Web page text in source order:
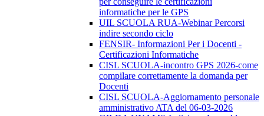
informatiche per le GPS
UIL SCUOLA RUA-Webinar Percorsi
indire secondo ciclo
FENSIR- Informazioni Per i Docenti -
Certificazioni Informatiche
CISL SCUOLA-incontro GPS 2026-come
compilare correttamente la domanda per
Docenti
CISL SCUOLA-Aggiornamento personale
amministrativo ATA del 06-03-2026